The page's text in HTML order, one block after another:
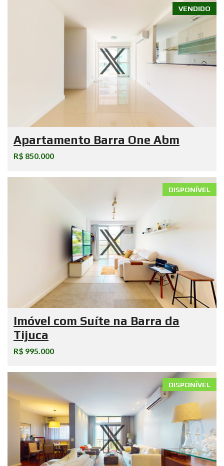
VENDIDO
Apartamento Barra One Abm
R$ 850.000
DISPONÍVEL
Imóvel com Suíte na Barra da
Tijuca
R$ 995.000
DISPONÍVEL